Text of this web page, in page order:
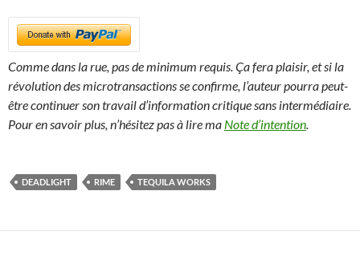
Comme dans la rue, pas de minimum requis. Ça fera plaisir, et si la
révolution des microtransactions se confirme, l’auteur pourra peut-
être continuer son travail d’information critique sans intermédiaire.
Pour en savoir plus, n’hésitez pas à lire ma Note d’intention
DEADLIGHT RIME TEQUILA WORKS